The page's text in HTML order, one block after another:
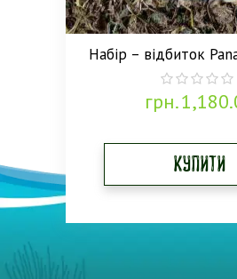
Набір – відбиток
0
out
грн.
Купити